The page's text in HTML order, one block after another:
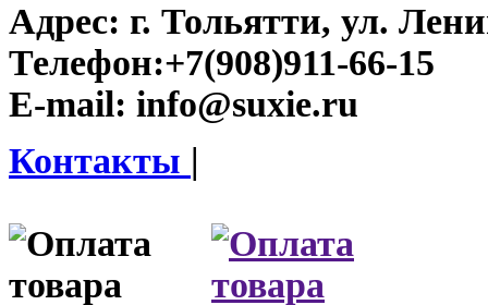
Адрес: г. Тольятти, ул.
Телефон:+7(908)911-66-15
E-mail: info@suxie.ru
Контакты |